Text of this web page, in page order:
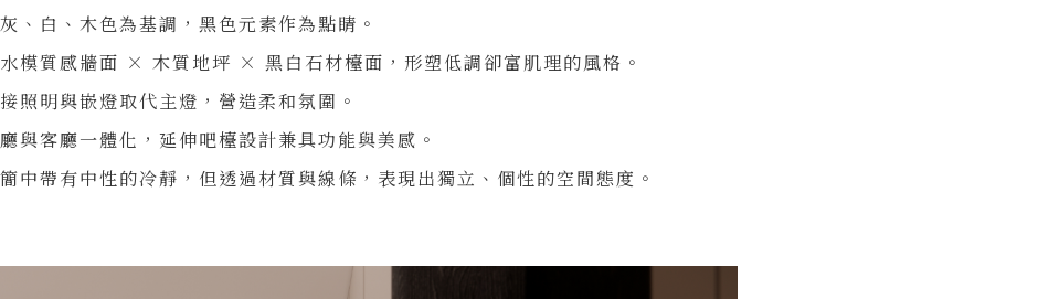
、白、木色為基調，黑色元素作為點睛。
模質感牆面 × 木質地坪 × 黑白石材檯面，形塑低調卻富肌理的風格。
照明與嵌燈取代主燈，營造柔和氛圍。
與客廳一體化，延伸吧檯設計兼具功能與美感。
中帶有中性的冷靜，但透過材質與線條，表現出獨立、個性的空間態度。